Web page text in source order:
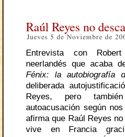
Raúl Reyes no
Jueves 5 de Noviembre de
Entrevista con
neerlandés que acaba
Fénix: la autobiografía
deliberada
Reyes, pero
autoacusación según
afirma que Raúl Reyes
vive en Francia